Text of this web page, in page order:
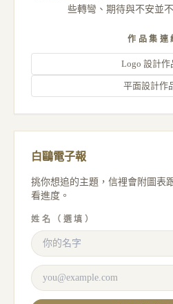
些轉彎、期待與不安並
作品集連
Logo 設計作
平面設計作
白鷗電子報
挑你想追的主題，信裡會附圖表
看進度。
姓名（選填）